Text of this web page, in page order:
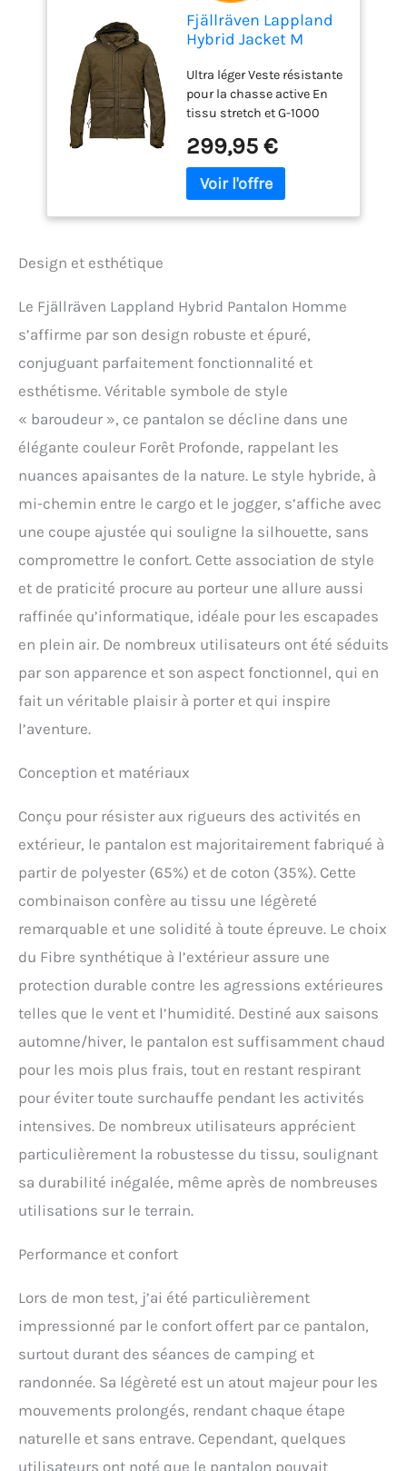
Fjällräven Lappland
Hybrid Jacket M
Homme Dark Olive
FR : 2XL (Taille
Fabricant : XXL)
Ultra léger Veste résistante
pour la chasse active En
tissu stretch et G-1000
amovible Department:
Homme
299,95 €
Design et esthétique
Le Fjällräven Lappland Hybrid Pantalon Homme
s’affirme par son design robuste et épuré,
conjuguant parfaitement fonctionnalité et
esthétisme. Véritable symbole de style
« baroudeur », ce pantalon se décline dans une
élégante couleur Forêt Profonde, rappelant les
nuances apaisantes de la nature. Le style hybride, à
mi-chemin entre le cargo et le jogger, s’affiche avec
une coupe ajustée qui souligne la silhouette, sans
compromettre le confort. Cette association de style
et de praticité procure au porteur une allure aussi
raffinée qu’informatique, idéale pour les escapades
en plein air. De nombreux utilisateurs ont été séduits
par son apparence et son aspect fonctionnel, qui en
fait un véritable plaisir à porter et qui inspire
l’aventure.
Conception et matériaux
Conçu pour résister aux rigueurs des activités en
extérieur, le pantalon est majoritairement fabriqué à
partir de polyester (65%) et de coton (35%). Cette
combinaison confère au tissu une légèreté
remarquable et une solidité à toute épreuve. Le choix
du Fibre synthétique à l’extérieur assure une
protection durable contre les agressions extérieures
telles que le vent et l’humidité. Destiné aux saisons
automne/hiver, le pantalon est suffisamment chaud
pour les mois plus frais, tout en restant respirant
pour éviter toute surchauffe pendant les activités
intensives. De nombreux utilisateurs apprécient
particulièrement la robustesse du tissu, soulignant
sa durabilité inégalée, même après de nombreuses
utilisations sur le terrain.
Performance et confort
Lors de mon test, j’ai été particulièrement
impressionné par le confort offert par ce pantalon,
surtout durant des séances de camping et
randonnée. Sa légèreté est un atout majeur pour les
mouvements prolongés, rendant chaque étape
naturelle et sans entrave. Cependant, quelques
utilisateurs ont noté que le pantalon pouvait